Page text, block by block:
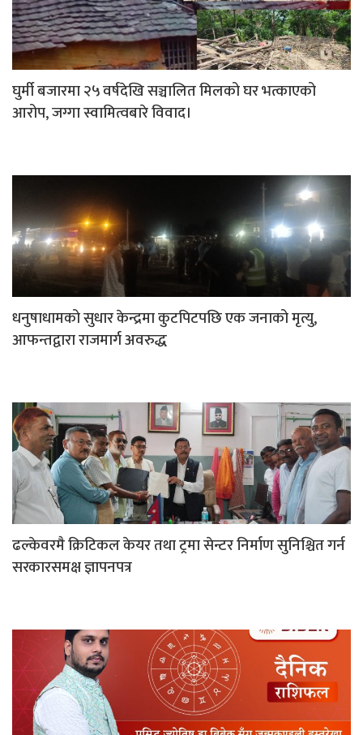
घुर्मी बजारमा २५ वर्षदेखि सञ्चालित मिलको घर भत्काएको
आरोप, जग्गा स्वामित्वबारे विवाद।
धनुषाधामको सुधार केन्द्रमा कुटपिटपछि एक जनाको मृत्यु,
आफन्तद्वारा राजमार्ग अवरुद्ध
ढल्केवरमै क्रिटिकल केयर तथा ट्रमा सेन्टर निर्माण सुनिश्चित गर्न
सरकारसमक्ष ज्ञापनपत्र